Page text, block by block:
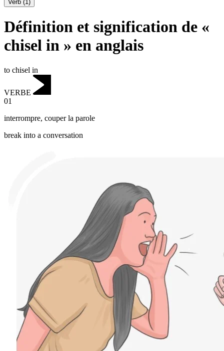
Verb (1)
Définition et signification de «
chisel in » en anglais
to chisel in
VERBE
01
interrompre, couper la parole
break into a conversation